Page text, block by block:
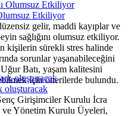
Etkiliyor
gelir, maddi kayıplar ve
sağlığını olumsuz etkiliyor.
kişilerin sürekli stres halinde
sorunlar yaşanabileceğini
Batı, yaşam kalitesini
için önerilerde bulundu.
oluşturacak
Girişimciler Kurulu İcra
ve Yönetim Kurulu Üyeleri,